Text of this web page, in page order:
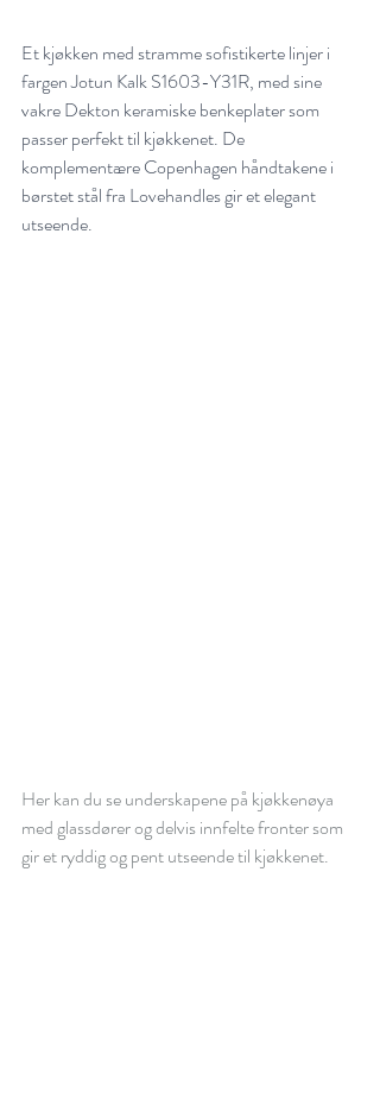
Et kjøkken med stramme sofistikerte linjer i
fargen Jotun Kalk S1603-Y31R, med sine
vakre Dekton keramiske benkeplater som
passer perfekt til kjøkkenet. De
komplementære Copenhagen håndtakene i
børstet stål fra Lovehandles gir et elegant
utseende.
Her kan du se underskapene på kjøkkenøya
med glassdører og delvis innfelte fronter som
gir et ryddig og pent utseende til kjøkkenet.